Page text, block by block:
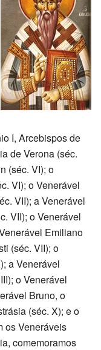
I, Arcebispos de
de Verona (séc.
(séc. VI); o
VI); o Venerável
VII); a Venerável
VII); o Venerável
Emiliano
(séc. VII); o
a Venerável
o Venerável
Bruno, o
(séc. X); e o
os Veneráveis
comemoramos